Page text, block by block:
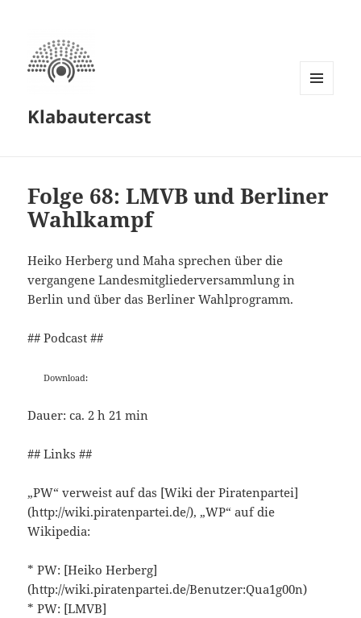
Klabautercast
Folge 68: LMVB und Berliner
Wahlkampf
Heiko Herberg und Maha sprechen über die
vergangene Landesmitgliederversammlung in
Berlin und über das Berliner Wahlprogramm.
## Podcast ##
Download:
Dauer: ca. 2 h 21 min
## Links ##
„PW“ verweist auf das [Wiki der Piratenpartei]
(http://wiki.piratenpartei.de/), „WP“ auf die
Wikipedia:
* PW: [Heiko Herberg]
(http://wiki.piratenpartei.de/Benutzer:Qua1g00n)
* PW: [LMVB]